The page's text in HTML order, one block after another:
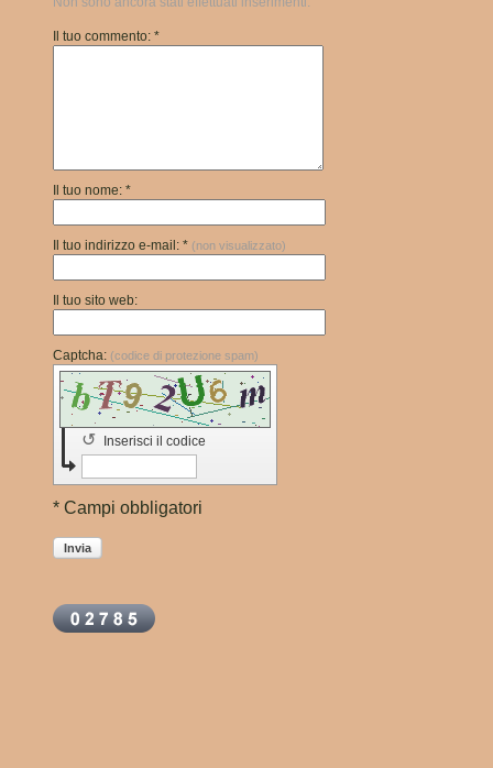
Il tuo commento: *
Il tuo nome: *
Il tuo indirizzo e-mail: * (non visualizzato)
Il tuo sito web:
Captcha: (codice di protezione spam)
Inserisci il codice
↺
* Campi obbligatori
Invia